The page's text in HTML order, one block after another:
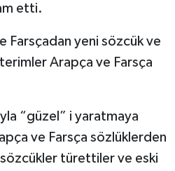
etti.
Farsçadan yeni sözcük ve
Arapça ve Farsça
“güzel” i yaratmaya
ve Farsça sözlüklerden
türettiler ve eski